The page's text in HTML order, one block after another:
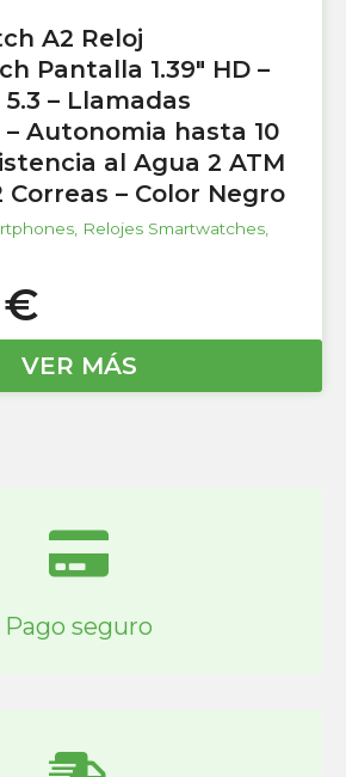
A2 Reloj
Pantalla 1.39″ HD –
– Llamadas
Autonomia hasta 10
al Agua 2 ATM
Correas – Color Negro
, Relojes Smartwatches,
€
VER MÁS
Pago seguro